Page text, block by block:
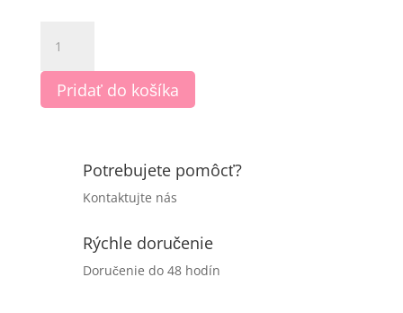
Spiderman
Pridať do košíka
Potrebujete pomôcť?
Kontaktujte nás
Rýchle doručenie
Doručenie do 48 hodín